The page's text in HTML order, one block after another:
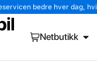
bedre hver dag,
Netbutikk